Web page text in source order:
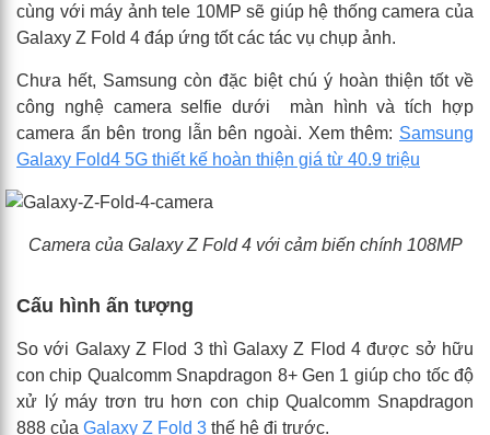
cùng với máy ảnh tele 10MP sẽ giúp hệ thống camera của
Galaxy Z Fold 4 đáp ứng tốt các tác vụ chụp ảnh.
Chưa hết, Samsung còn đặc biệt chú ý hoàn thiện tốt về
công nghệ camera selfie dưới màn hình và tích hợp
camera ẩn bên trong lẫn bên ngoài. Xem thêm: Samsung
Galaxy Fold4 5G thiết kế hoàn thiện giá từ 40.9 triệu
Camera của Galaxy Z Fold 4 với cảm biến chính 108MP
Cấu hình ấn tượng
So với Galaxy Z Flod 3 thì Galaxy Z Flod 4 được sở hữu
con chip Qualcomm Snapdragon 8+ Gen 1 giúp cho tốc độ
xử lý máy trơn tru hơn con chip Qualcomm Snapdragon
888 của Galaxy Z Fold 3 thế hệ đi trước.